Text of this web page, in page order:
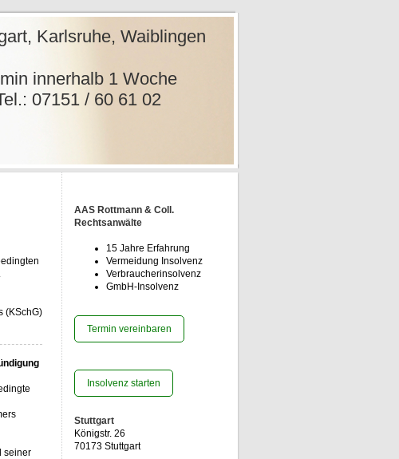
Waiblingen
1
02
.
(KSchG)
seiner
AAS Rottmann & Coll.
Rechtsanwälte
15 Jahre Erfahrung
Vermeidung Insolvenz
Verbraucherinsolvenz
GmbH-Insolvenz
Termin vereinbaren
Insolvenz starten
Stuttgart
Königstr. 26
70173 Stuttgart